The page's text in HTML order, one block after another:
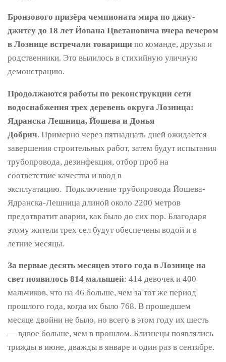
Бронзового призёра чемпионата мира по джиу-
джитсу до 18 лет Йована Цветановича вчера вечером
в Лознице встречали товарищи по команде, друзья и
родственники. Это вылилось в стихийную уличную
демонстрацию.
Продолжаются работы по реконструкции сети
водоснабжения трех деревень округа Лозница:
Ядранска Лешница, Йошева и Донья
Добрич. Примерно через пятнадцать дней ожидается
завершения строительных работ, затем будут испытания
трубопровода, дезинфекция, отбор проб на
соответствие качества и ввод в
эксплуатацию. Подключение трубопровода Йошева-
Ядранска-Лешница длиной около 2200 метров
предотвратит аварии, как было до сих пор. Благодаря
этому жители трех сел будут обеспечены водой и в
летние месяцы.
За первые десять месяцев этого года в Лознице на
свет появилось 814 малышей: 414 девочек и 400
мальчиков, что на 46 больше, чем за тот же период
прошлого года, когда их было 768. В прошедшем
месяце двойни не было, но всего в этом году их шесть
— вдвое больше, чем в прошлом. Близнецы появлялись
трижды в июне, дважды в январе и один раз в сентябре.